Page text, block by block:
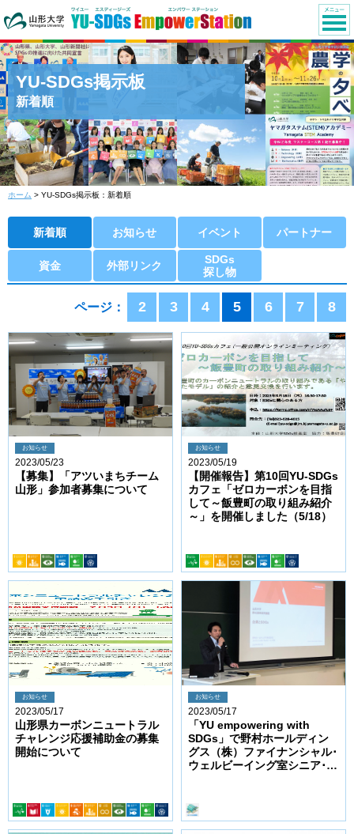
YU-SDGs掲示板
新着順
ホーム > YU-SDGs掲示板：新着順
新着順 お知らせ イベント パートナー
資金 外部リンク
SDGs
探し物
ページ： 2 3 4 5 6 7 8
お知らせ
2023/05/23
【募集】「アツいまちチーム
山形」参加者募集について
お知らせ
2023/05/19
【開催報告】第10回YU-SDGs
カフェ「ゼロカーボンを目指
して～飯豊町の取り組み紹介
～」を開催しました（5/18）
お知らせ
2023/05/17
山形県カーボンニュートラル
チャレンジ応援補助金の募集
開始について
お知らせ
2023/05/17
「YU empowering with
SDGs」で野村ホールディン
グス（株）ファイナンシャル･
ウェルビーイング室シニア･ア